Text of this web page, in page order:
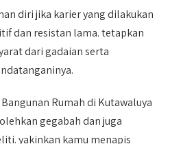
diri jika karier yang dilakukan
dan resistan lama. tetapkan
dari gadaian serta
Rumah di Kutawaluya
gegabah dan juga
yakinkan kamu menapis